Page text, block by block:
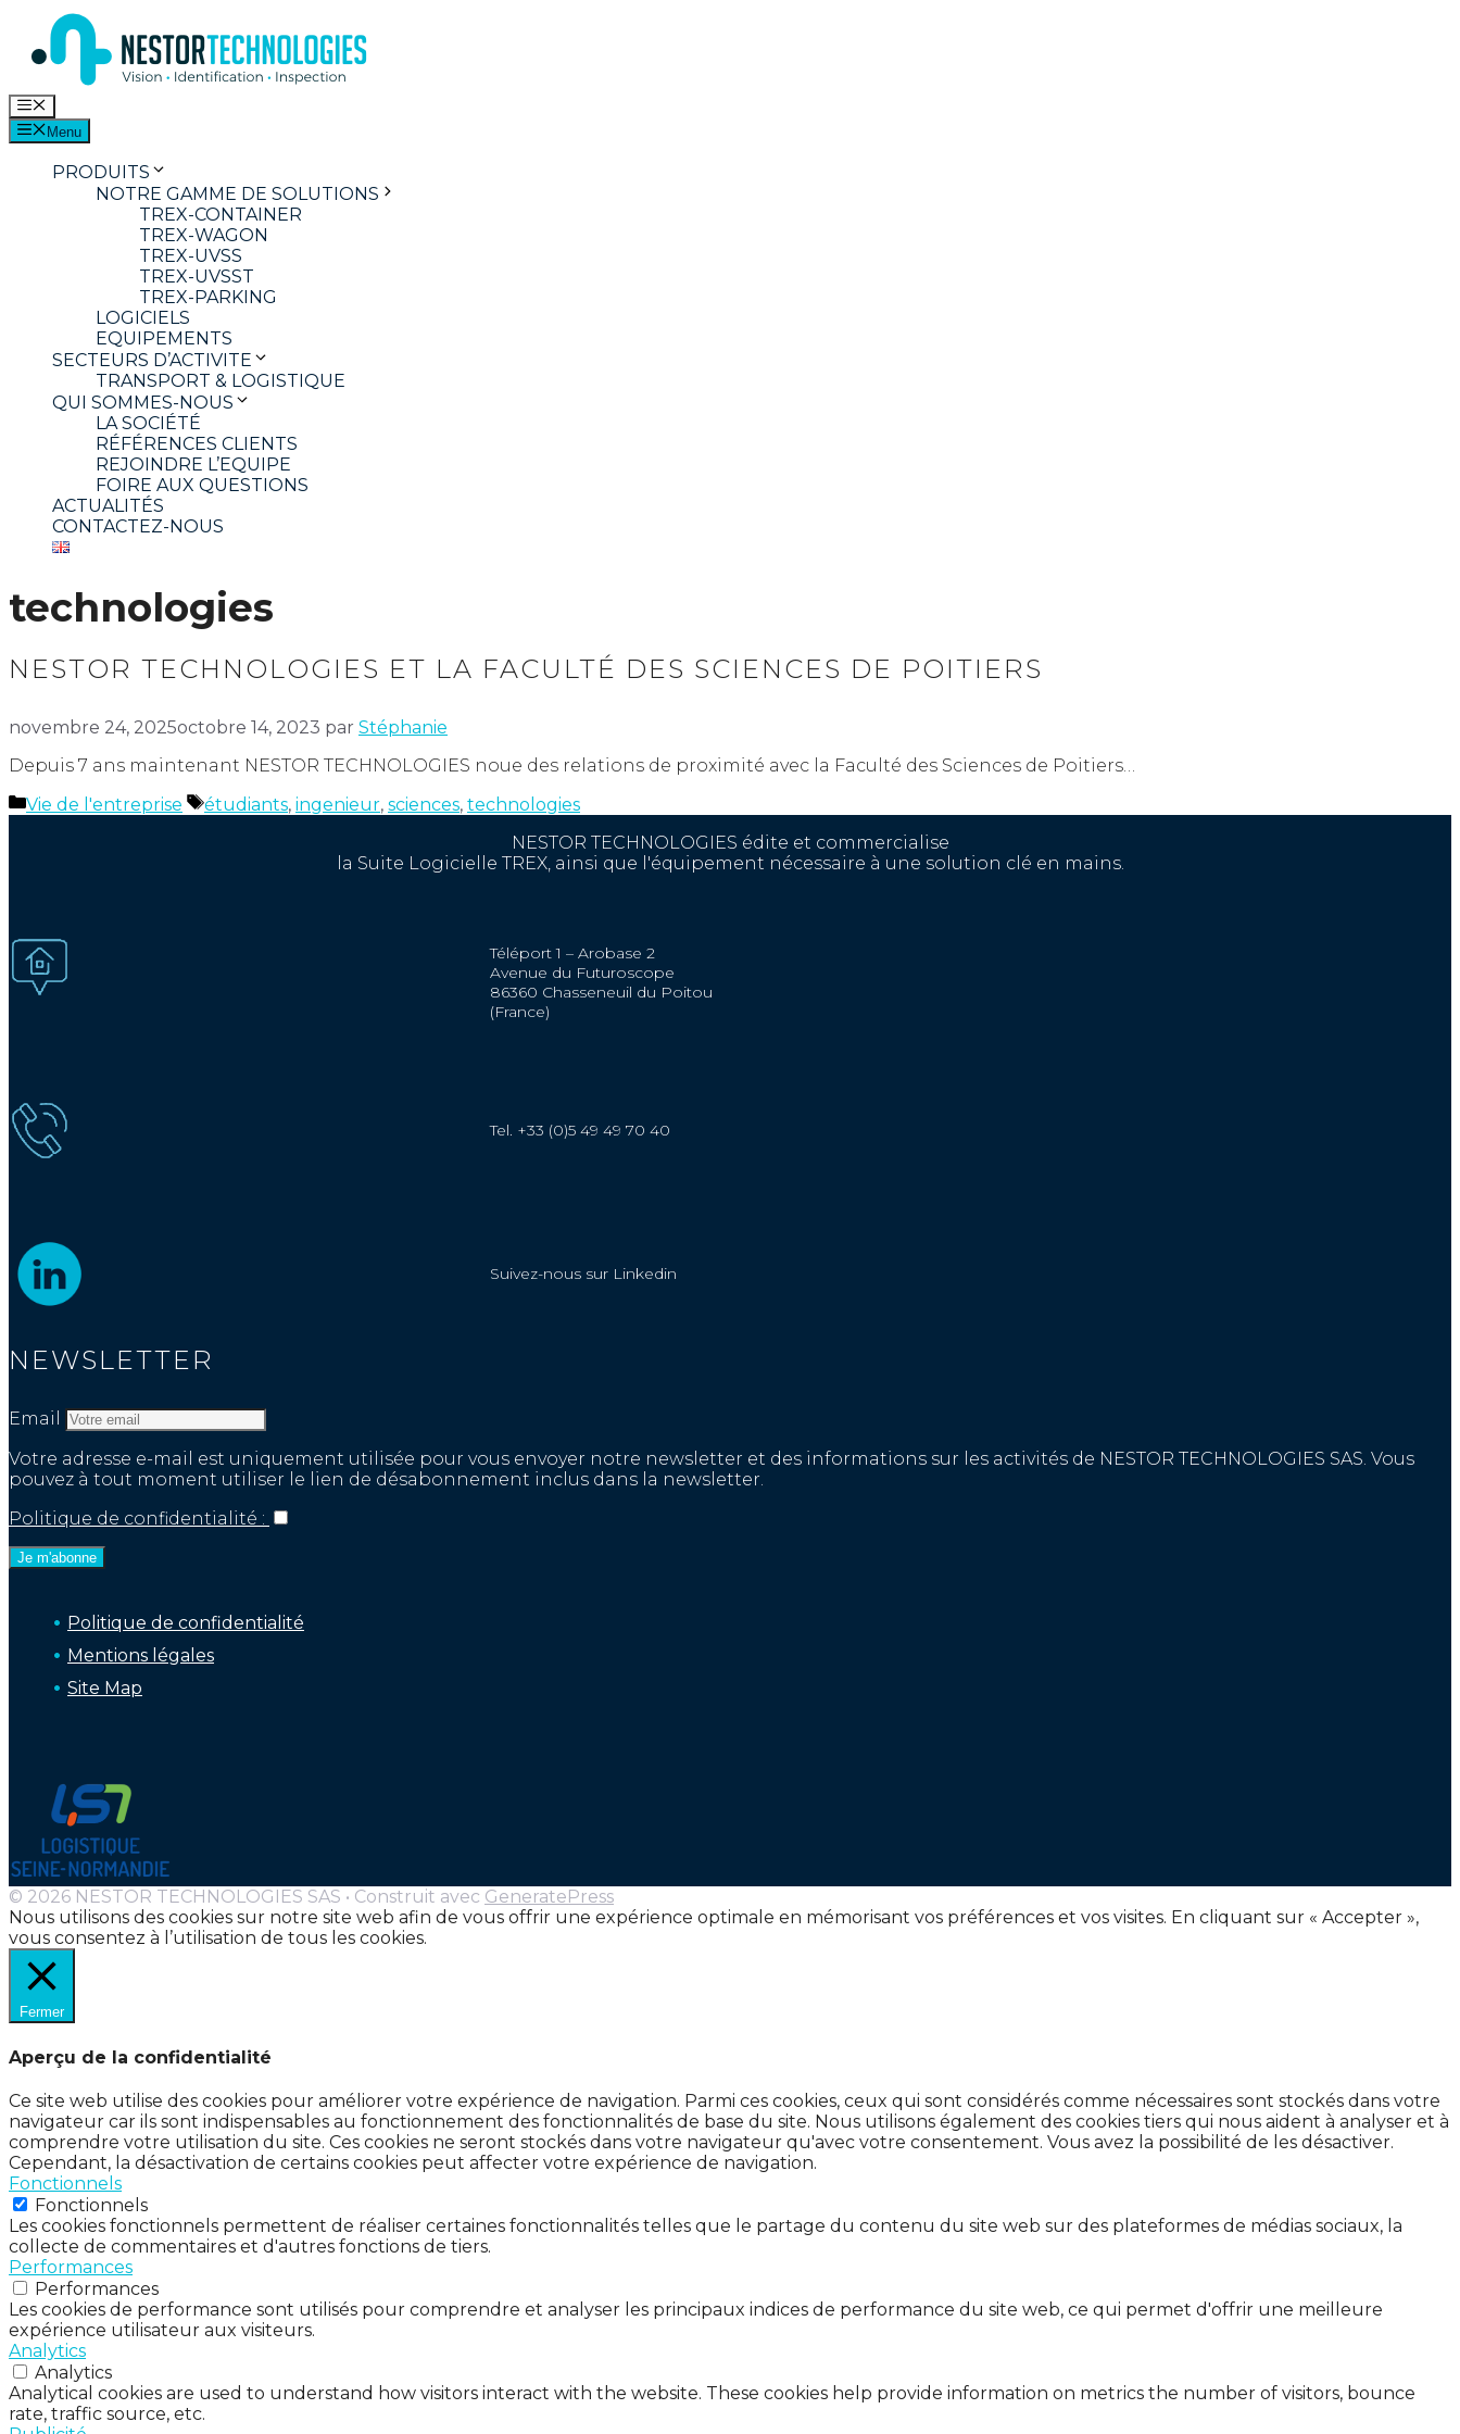
contenu
Menu
Menu
PRODUITS
NOTRE GAMME DE SOLUTIONS
TREX-CONTAINER
TREX-WAGON
TREX-UVSS
TREX-UVSST
TREX-PARKING
LOGICIELS
EQUIPEMENTS
SECTEURS D’ACTIVITE
TRANSPORT & LOGISTIQUE
QUI SOMMES-NOUS
LA SOCIÉTÉ
RÉFÉRENCES CLIENTS
REJOINDRE L’EQUIPE
FOIRE AUX QUESTIONS
ACTUALITÉS
CONTACTEZ-NOUS
technologies
NESTOR TECHNOLOGIES ET LA FACULTÉ DES SCIENCES DE POITIERS
novembre 24, 2025octobre 14, 2023 par Stéphanie
Depuis 7 ans maintenant NESTOR TECHNOLOGIES noue des relations de proximité avec la Faculté des Sciences de Poitiers…
Catégories
Vie de l'entreprise Étiquettes
étudiants, ingenieur, sciences, technologies
NESTOR TECHNOLOGIES édite et commercialise
la Suite Logicielle TREX, ainsi que l'équipement nécessaire à une solution clé en mains.
Téléport 1 – Arobase 2
Avenue du Futuroscope
86360 Chasseneuil du Poitou
(France)
Tel. +33 (0)5 49 49 70 40
Suivez-nous sur Linkedin
NEWSLETTER
Email
Votre adresse e-mail est uniquement utilisée pour vous envoyer notre newsletter et des informations sur les activités de NESTOR TECHNOLOGIES SAS. Vous
pouvez à tout moment utiliser le lien de désabonnement inclus dans la newsletter.
Politique de confidentialité :
Politique de confidentialité
Mentions légales
Site Map
© 2026 NESTOR TECHNOLOGIES SAS • Construit avec GeneratePress
Nous utilisons des cookies sur notre site web afin de vous offrir une expérience optimale en mémorisant vos préférences et vos visites. En cliquant sur « Accepter »,
vous consentez à l’utilisation de tous les cookies.
Fermer
Aperçu de la confidentialité
Ce site web utilise des cookies pour améliorer votre expérience de navigation. Parmi ces cookies, ceux qui sont considérés comme nécessaires sont stockés dans votre
navigateur car ils sont indispensables au fonctionnement des fonctionnalités de base du site. Nous utilisons également des cookies tiers qui nous aident à analyser et à
comprendre votre utilisation du site. Ces cookies ne seront stockés dans votre navigateur qu'avec votre consentement. Vous avez la possibilité de les désactiver.
Cependant, la désactivation de certains cookies peut affecter votre expérience de navigation.
Fonctionnels
Fonctionnels
Les cookies fonctionnels permettent de réaliser certaines fonctionnalités telles que le partage du contenu du site web sur des plateformes de médias sociaux, la
collecte de commentaires et d'autres fonctions de tiers.
Performances
Performances
Les cookies de performance sont utilisés pour comprendre et analyser les principaux indices de performance du site web, ce qui permet d'offrir une meilleure
expérience utilisateur aux visiteurs.
Analytics
Analytics
Analytical cookies are used to understand how visitors interact with the website. These cookies help provide information on metrics the number of visitors, bounce
rate, traffic source, etc.